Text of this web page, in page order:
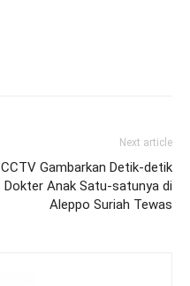
Next article
CCTV Gambarkan Detik-detik
Dokter Anak Satu-satunya di
Aleppo Suriah Tewas